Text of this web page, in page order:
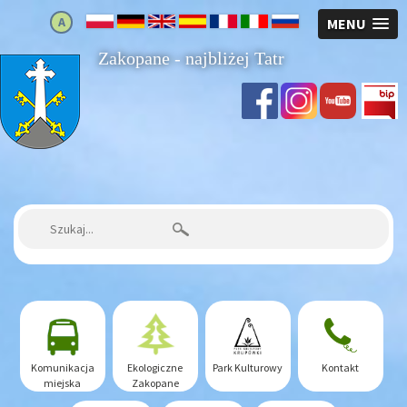
MENU
A
Strona główna Zakopane - najbliżej Tatr
Szukaj:
Komunikacja
miejska
Ekologiczne
Zakopane
Park Kulturowy Kontakt